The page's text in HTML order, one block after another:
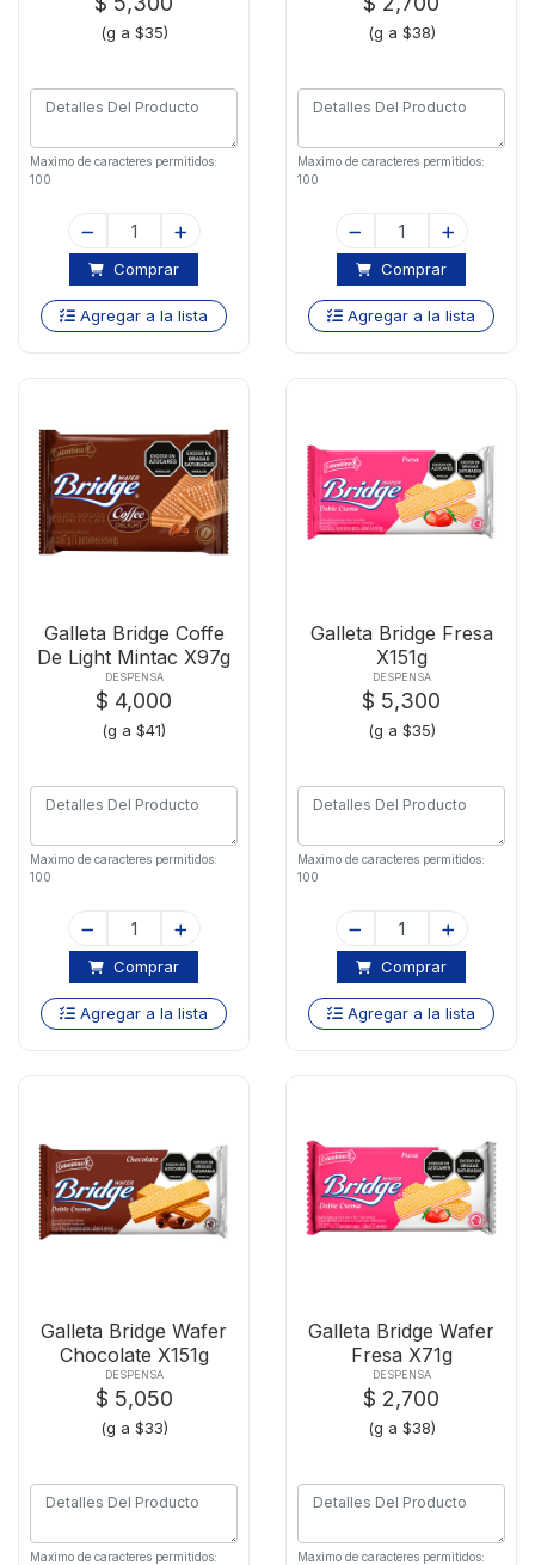
(g a $35)
Maximo de caracteres permitidos:
100
Comprar
Agregar a la lista
(g a $38)
Maximo de caracteres permitidos:
100
Comprar
Agregar a la lista
Galleta Bridge Coffe
De Light Mintac X97g
DESPENSA
$ 4,000
(g a $41)
Maximo de caracteres permitidos:
100
Comprar
Agregar a la lista
Galleta Bridge Fresa
X151g
DESPENSA
$ 5,300
(g a $35)
Maximo de caracteres permitidos:
100
Comprar
Agregar a la lista
Galleta Bridge Wafer
Chocolate X151g
DESPENSA
$ 5,050
(g a $33)
Maximo de caracteres permitidos:
Galleta Bridge Wafer
Fresa X71g
DESPENSA
$ 2,700
(g a $38)
Maximo de caracteres permitidos: